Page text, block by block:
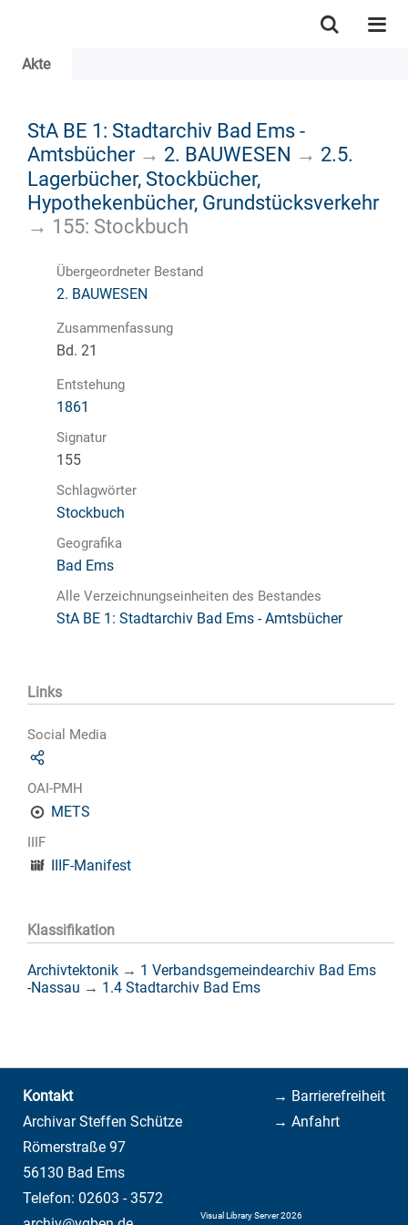
Akte
StA BE 1: Stadtarchiv Bad Ems -
Amtsbücher→ 2. BAUWESEN → 2.5.
Lagerbücher, Stockbücher,
Hypothekenbücher, Grundstücksverkehr
→ 155: Stockbuch
Übergeordneter Bestand
2. BAUWESEN
Zusammenfassung
Bd. 21
Entstehung
1861
Signatur
155
Schlagwörter
Stockbuch
Geografika
Bad Ems
Alle Verzeichnungseinheiten des Bestandes
StA BE 1: Stadtarchiv Bad Ems - Amtsbücher
Links
Social Media
OAI-PMH
METS
IIIF
IIIF-Manifest
Klassifikation
Archivtektonik → 1 Verbandsgemeindearchiv Bad Ems
-Nassau → 1.4 Stadtarchiv Bad Ems
→ Barrierefreiheit
→ Anfahrt
Kontakt
Archivar Steffen Schütze
Römerstraße 97
56130 Bad Ems
Telefon: 02603 - 3572
Visual Library Server 2026